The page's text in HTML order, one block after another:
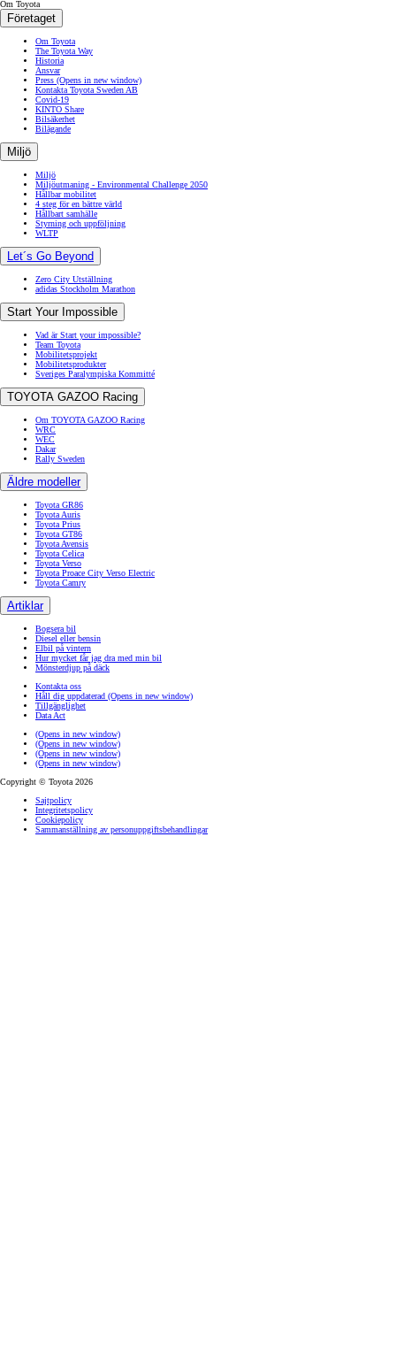
Om Toyota
Företaget
Om Toyota
The Toyota Way
Historia
Ansvar
Press (Opens in new window)
Kontakta Toyota Sweden AB
Covid-19
KINTO Share
Bilsäkerhet
Bilägande
Miljö
Miljö
Miljöutmaning - Environmental Challenge 2050
Hållbar mobilitet
4 steg för en bättre värld
Hållbart samhälle
Styrning och uppföljning
WLTP
Let´s Go Beyond
Zero City Utställning
adidas Stockholm Marathon
Start Your Impossible
Vad är Start your impossible?
Team Toyota
Mobilitetsprojekt
Mobilitetsprodukter
Sveriges Paralympiska Kommitté
TOYOTA GAZOO Racing
Om TOYOTA GAZOO Racing
WRC
WEC
Dakar
Rally Sweden
Äldre modeller
Toyota GR86
Toyota Auris
Toyota Prius
Toyota GT86
Toyota Avensis
Toyota Celica
Toyota Verso
Toyota Proace City Verso Electric
Toyota Camry
Artiklar
Bogsera bil
Diesel eller bensin
Elbil på vintern
Hur mycket får jag dra med min bil
Mönsterdjup på däck
Kontakta oss
Håll dig uppdaterad (Opens in new window)
Tillgänglighet
Data Act
(Opens in new window)
(Opens in new window)
(Opens in new window)
(Opens in new window)
Copyright © Toyota 2026
Sajtpolicy
Integritetspolicy
Cookiepolicy
Sammanställning av personuppgiftsbehandlingar